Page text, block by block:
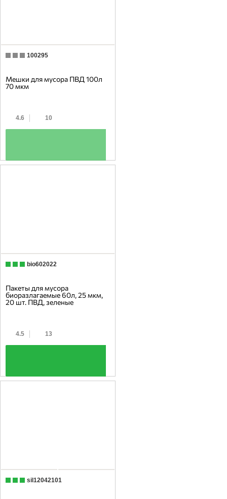
100295
Мешки для мусора ПВД 100л
70 мкм
4.6 10
bio602022
Пакеты для мусора
биоразлагаемые 60л, 25 мкм,
20 шт. ПВД, зеленые
4.5 13
sil12042101